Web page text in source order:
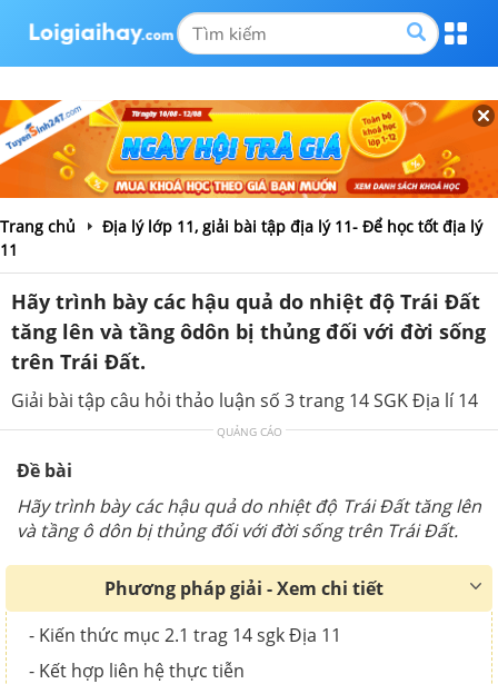
Trang chủ
Địa lý lớp 11, giải bài tập địa lý 11- Để học tốt địa lý
11
Hãy trình bày các hậu quả do nhiệt độ Trái Đất
tăng lên và tầng ôdôn bị thủng đối với đời sống
trên Trái Đất.
Giải bài tập câu hỏi thảo luận số 3 trang 14 SGK Địa lí 14
QUẢNG CÁO
Đề bài
Hãy trình bày các hậu quả do nhiệt độ Trái Đất tăng lên
và tầng ô dôn bị thủng đối với đời sống trên Trái Đất.
Phương pháp giải - Xem chi tiết
- Kiến thức mục 2.1 trag 14 sgk Địa 11
- Kết hợp liên hệ thực tiễn